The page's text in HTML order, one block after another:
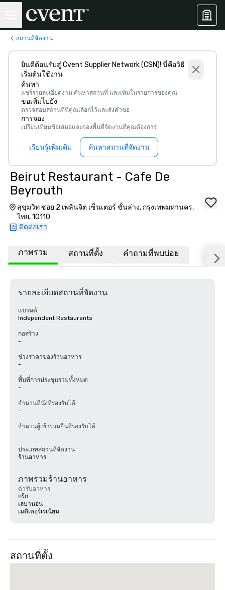
สถานที่จัดงาน
ยินดีต้อนรับสู่ Cvent Supplier Network (CSN)! นี่คือวิธี
เริ่มต้นใช้งาน
ค้นหา
แชร์รายละเอียดงาน ค้นหาสถานที่ และเพิ่มในรายการของคุณ
ขอเพิ่มไปยัง
ตรวจสอบสถานที่ที่คุณเลือกไว้และส่งคำขอ
การจอง
เปรียบเทียบข้อเสนอและจองพื้นที่จัดงานที่คุณต้องการ
เรียนรู้เพิ่มเติม ค้นหาสถานที่จัดงาน
Beirut Restaurant - Cafe De
Beyrouth
สุขุมวิท ซอย 2 เพลินจิต เซ็นเตอร์ ชั้นล่าง, กรุงเทพมหานคร,
ไทย, 10110
ติดต่อเรา
ภาพรวม สถานที่ตั้ง คำถามที่พบบ่อย
รายละเอียดสถานที่จัดงาน
แบรนด์
Independent Restaurants
ก่อสร้าง
-
ช่วงราคาของร้านอาหาร
-
พื้นที่การประชุมรวมทั้งหมด
-
จำนวนที่นั่งที่รองรับได้
-
จำนวนผู้เข้าร่วมยืนที่รองรับได้
-
ประเภทสถานที่จัดงาน
ร้านอาหาร
ภาพรวมร้านอาหาร
ตำรับอาหาร
กรีก
เลบานอน
เมดิเตอร์เรเนียน
สถานที่ตั้ง